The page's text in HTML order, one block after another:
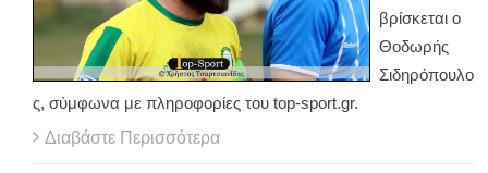
βρίσκεται ο
Θοδωρής
Σιδηρόπουλο
ς, σύμφωνα με πληροφορίες του top-sport.gr.
Διαβάστε Περισσότερα